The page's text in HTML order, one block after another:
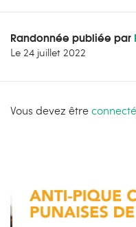
Randonnée publiée par
Le 24 juillet 2022
Vous devez êtreconnecté